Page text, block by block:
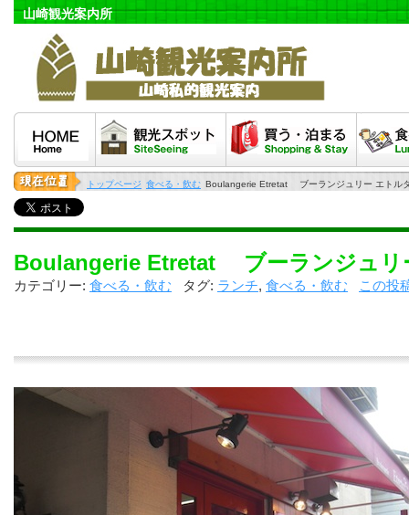
山崎観光案内所
観光スポット 泊まる・買う
トップページ 食べる・飲む Boulangerie Etretat ブーランジュリー エトル
Boulangerie Etretat ブーランジュリ
カテゴリー: 食べる・飲む タグ: ランチ, 食べる・飲む この投